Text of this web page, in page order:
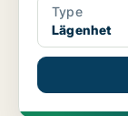
Type
Lägenhet